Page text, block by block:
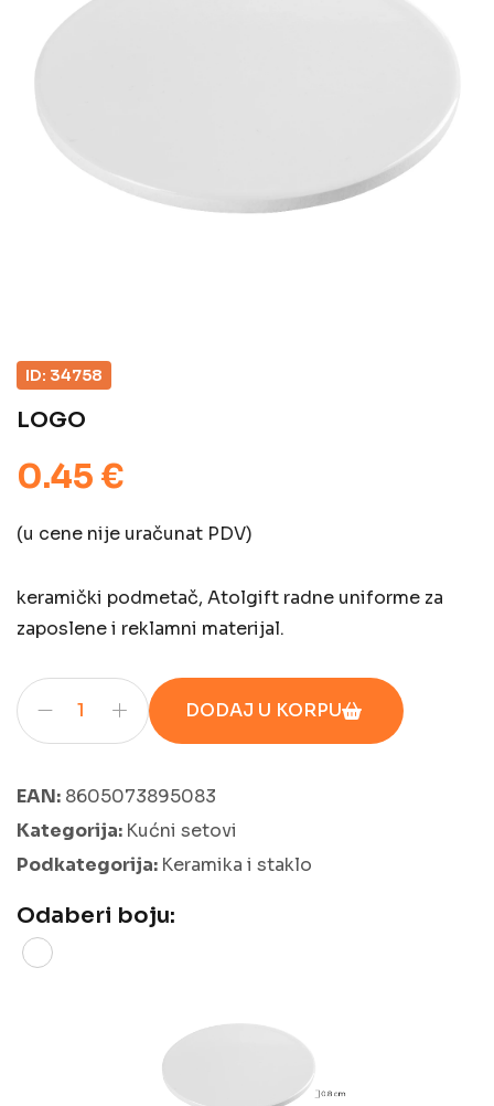
ID: 34758
LOGO
0.45 €
(u cene nije uračunat PDV)
keramički podmetač, Atolgift radne uniforme za
zaposlene i reklamni materijal.
DODAJ U KORPU
EAN: 8605073895083
Kategorija: Kućni setovi
Podkategorija: Keramika i staklo
Odaberi boju: